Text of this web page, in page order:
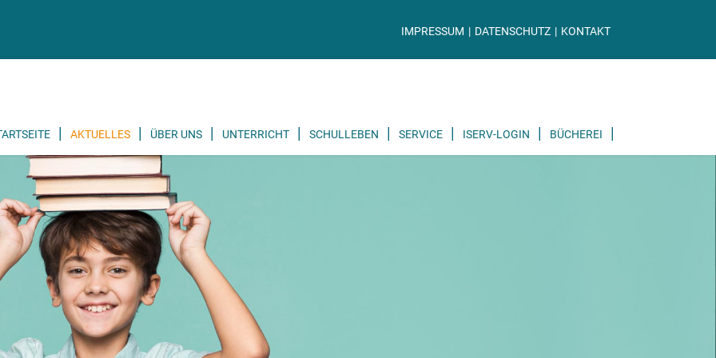
IMPRESSUM DATENSCHUTZ KONTAKT
AKTUELLES ÜBER UNS UNTERRICHT SCHULLEBEN SERVICE ISERV-LOGIN BÜCHEREI